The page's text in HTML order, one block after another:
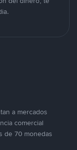
a mercados
comercial
de 70 monedas